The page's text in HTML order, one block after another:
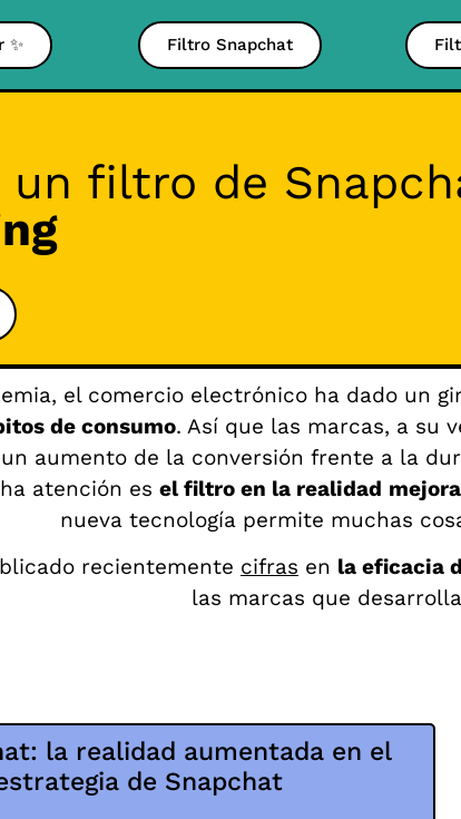
✨ Filtro Snapchat
un filtro de
el comercio electrónico ha dado un
de consumo. Así que las marcas, a su
aumento de la conversión frente a la
atención es el filtro en la realidad
nueva tecnología permite muchas
recientemente cifras en la eficacia
las marcas que
la realidad aumentada en el
de Snapchat